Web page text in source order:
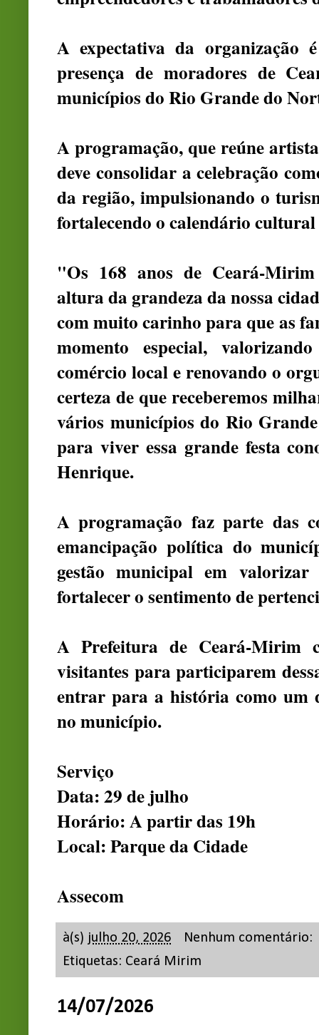
A expectativa da
presença de moradores de
municípios do Rio Grande do
A programação, que reúne
deve consolidar a celebração
da região, impulsionando o
fortalecendo o calendário
"Os 168 anos de Ceará-
altura da grandeza da nossa
com muito carinho para que as
momento especial,
comércio local e renovando o
certeza de que receberemos
vários municípios do Rio
para viver essa grande festa
Henrique.
A programação faz parte das
emancipação política do
gestão municipal em
fortalecer o sentimento de
A Prefeitura de Ceará-Mirim
visitantes para participarem
entrar para a história como um
no município.
Serviço
Data: 29 de julho
Horário: A partir das 19h
Local: Parque da Cidade
Assecom
à(s) julho 20, 2026
Nenhum comentário:
Etiquetas: Ceará Mirim
14/07/2026